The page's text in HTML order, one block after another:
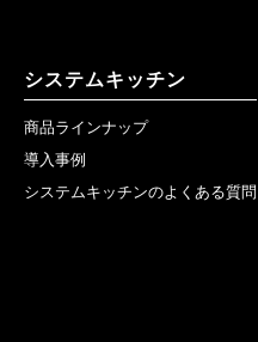
システムキッチン
商品ラインナップ
導入事例
システムキッチンのよくある質問